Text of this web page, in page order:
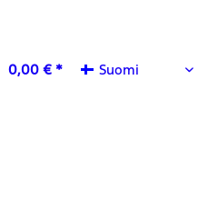
0,00 € * Suomi
Suomi